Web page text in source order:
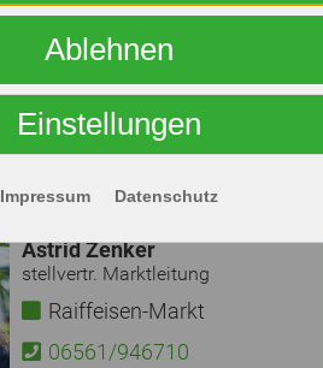
Astrid Zenker
stellvertr. Marktleitung
Raiffeisen-Markt
06561/946710
Ablehnen
Einstellungen
Impressum Datenschutz